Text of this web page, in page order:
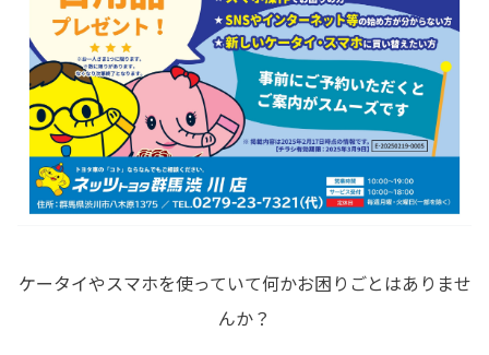
ケータイやスマホを使っていて何かお困りごとはありませ
んか？